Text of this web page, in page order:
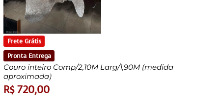
Frete Grátis
Pronta Entrega
Couro inteiro Comp/2,10M Larg/1,90M (medida
aproximada)
R$720,00